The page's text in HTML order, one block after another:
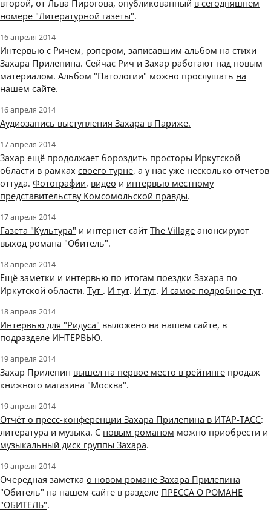
второй, от Льва Пирогова, опубликованный в сегодняшнем
номере "Литературной газеты".
16 апреля 2014
Интервью с Ричем, рэпером, записавшим альбом на стихи
Захара Прилепина. Сейчас Рич и Захар работают над новым
материалом. Альбом "Патологии" можно прослушать на
нашем сайте.
16 апреля 2014
Аудиозапись выступления Захара в Париже.
17 апреля 2014
Захар ещё продолжает бороздить просторы Иркутской
области в рамках своего турне, а у нас уже несколько отчетов
оттуда. Фотографии, видео и интервью местному
представительству Комсомольской правды.
17 апреля 2014
Газета "Культура" и интернет сайт The Village анонсируют
выход романа "Обитель".
18 апреля 2014
Ещё заметки и интервью по итогам поездки Захара по
Иркутской области. Тут . И тут. И тут. И самое подробное тут.
18 апреля 2014
Интервью для "Ридуса" выложено на нашем сайте, в
подразделе ИНТЕРВЬЮ.
19 апреля 2014
Захар Прилепин вышел на первое место в рейтинге продаж
книжного магазина "Москва".
19 апреля 2014
Отчёт о пресс-конференции Захара Прилепина в ИТАР-ТАСС:
литература и музыка. С новым романом можно приобрести и
музыкальный диск группы Захара.
19 апреля 2014
Очередная заметка о новом романе Захара Прилепина
"Обитель" на нашем сайте в разделе ПРЕССА О РОМАНЕ
"ОБИТЕЛЬ".